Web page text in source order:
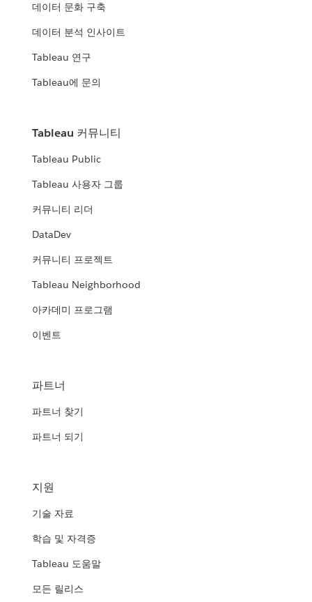
데이터 문화 구축
데이터 분석 인사이트
Tableau 연구
Tableau에 문의
Tableau 커뮤니티
Tableau Public
Tableau 사용자 그룹
커뮤니티 리더
DataDev
커뮤니티 프로젝트
Tableau Neighborhood
아카데미 프로그램
이벤트
파트너
파트너 찾기
파트너 되기
지원
기술 자료
학습 및 자격증
Tableau 도움말
모든 릴리스